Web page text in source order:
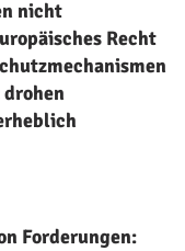
nicht
Recht
Forderungen: